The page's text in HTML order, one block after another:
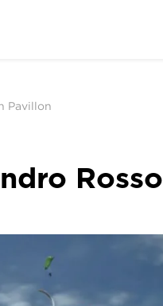
Pavillon
Rosso